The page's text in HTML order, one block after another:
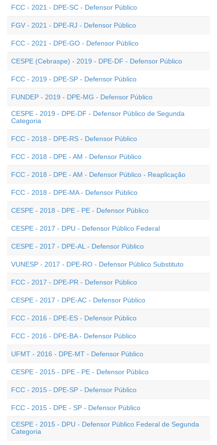
FCC - 2021 - DPE-SC - Defensor Público
FGV - 2021 - DPE-RJ - Defensor Público
FCC - 2021 - DPE-GO - Defensor Público
CESPE (Cebraspe) - 2019 - DPE-DF - Defensor Público
FCC - 2019 - DPE-SP - Defensor Público
FUNDEP - 2019 - DPE-MG - Defensor Público
CESPE - 2019 - DPE-DF - Defensor Público de Segunda
Categoria
FCC - 2018 - DPE-RS - Defensor Público
FCC - 2018 - DPE - AM - Defensor Público
FCC - 2018 - DPE - AM - Defensor Público - Reaplicação
FCC - 2018 - DPE-MA - Defensor Público
CESPE - 2018 - DPE - PE - Defensor Público
CESPE - 2017 - DPU - Defensor Público Federal
CESPE - 2017 - DPE-AL - Defensor Público
VUNESP - 2017 - DPE-RO - Defensor Público Substituto
FCC - 2017 - DPE-PR - Defensor Público
CESPE - 2017 - DPE-AC - Defensor Público
FCC - 2016 - DPE-ES - Defensor Público
FCC - 2016 - DPE-BA - Defensor Público
UFMT - 2016 - DPE-MT - Defensor Público
CESPE - 2015 - DPE - PE - Defensor Público
FCC - 2015 - DPE-SP - Defensor Público
FCC - 2015 - DPE - SP - Defensor Público
CESPE - 2015 - DPU - Defensor Público Federal de Segunda
Categoria